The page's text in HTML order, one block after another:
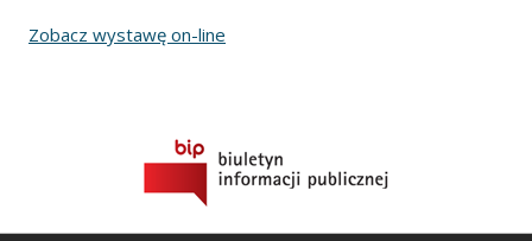
Zobacz wystawę on-line